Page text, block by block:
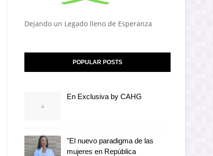
Dejando un Legado lleno de Esperanza
POPULAR POSTS
En Exclusiva by CAHG
"El nuevo paradigma de las
mujeres en República